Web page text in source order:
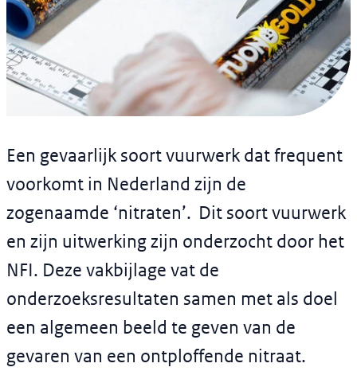
Gevaarzetting Nitraten
2
Een gevaarlijk soort vuurwerk dat frequent
voorkomt in Nederland zijn de
zogenaamde ‘nitraten’. Dit soort vuurwerk
en zijn uitwerking zijn onderzocht door het
NFI. Deze vakbijlage vat de
onderzoeksresultaten samen met als doel
een algemeen beeld te geven van de
gevaren van een ontploffende nitraat.